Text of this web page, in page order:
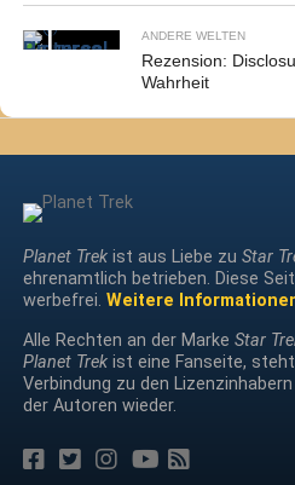
ANDERE WELTEN
Rezension:
Wahrheit
Planet Trekist aus Liebe zu Star
ehrenamtlich betrieben. Diese
werbefrei. Weitere
Alle Rechten an der Marke Star
Planet Trekist eine Fanseite,
Verbindung zu den
der Autoren wieder.